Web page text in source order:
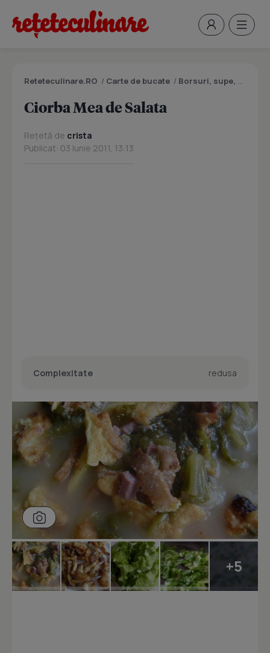
Reteteculinare.RO / Carte de bucate / Borsuri, supe, ciorbe
Ciorba Mea de Salata
Rețetă de crista
Publicat: 03 Iunie 2011, 13:13
Complexitate redusa
+5